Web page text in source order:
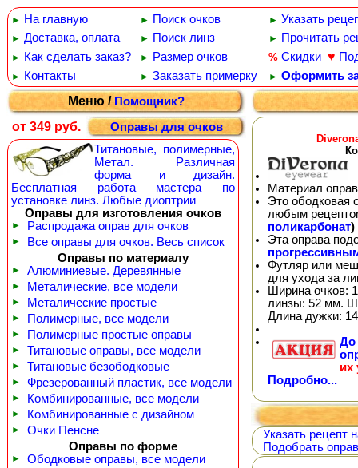
► На главную ► Поиск очков ► Указать
► Доставка, оплата ► Поиск линз ► Прочитать
► Как сделать заказ? ► Размер очков % Скидки ♥
► Контакты ► Заказать примерку ► Оформить
Меню /Помощник?
от 349 руб.
Оправы для очков
Титановые, полимерные,
Метал. Различная
форма и дизайн.
Бесплатная работа мастера по
установке линз. Любые диоптрии
Оправы для изготовления очков
► Распродажа оправ для очков
►
Все оправы для очков. Весь список
Оправы по материалу
► Алюминиевые. Деревянные
► Металические, все модели
► Металические простые
► Полимерные, все модели
► Полимерные простые оправы
► Титановые оправы, все модели
► Титановые безободковые
► Фрезерованный пластик, все модели
► Комбинированные, все модели
► Комбинированные с дизайном
►
Очки Пенсне
Оправы по форме
► Ободковые оправы, все модели
Материал
Это ободковая
любым
поликарбонат)
Эта оправа
Футляр или
для ухода за
Ширина очков:
линзы: 52 мм.
Длина дужки:
До
их
Подробно...
Указать рецепт
Подобрать